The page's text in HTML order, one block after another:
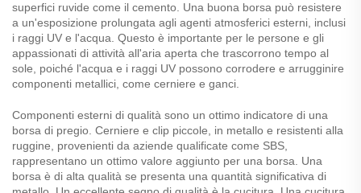
superfici ruvide come il cemento. Una buona borsa può resistere
a un'esposizione prolungata agli agenti atmosferici esterni, inclusi
i raggi UV e l'acqua. Questo è importante per le persone e gli
appassionati di attività all'aria aperta che trascorrono tempo al
sole, poiché l'acqua e i raggi UV possono corrodere e arrugginire
componenti metallici, come cerniere e ganci.
Componenti esterni di qualità sono un ottimo indicatore di una
borsa di pregio. Cerniere e clip piccole, in metallo e resistenti alla
ruggine, provenienti da aziende qualificate come SBS,
rappresentano un ottimo valore aggiunto per una borsa. Una
borsa è di alta qualità se presenta una quantità significativa di